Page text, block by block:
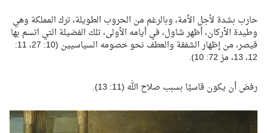
حارب بشدة لأجل الأمة، وبالرغم من الحروب الطويلة، ترك المملكة وهي
وطيدة الأركان، أظهر شاول، في أيامه الأولى، تلك الفضيلة التي اتسم بها
قيصر، من إظهار الشفقة والعطف نحو خصومه السياسيين (10: 27، 11:
12، 13، مز 72: 10).
رفض أن يكون قاسيًا بسبب صلاح الله (11: 13).